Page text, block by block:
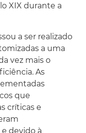
XIX durante a
a ser realizado
a uma
vez mais o
As
que
críticas e
devido à